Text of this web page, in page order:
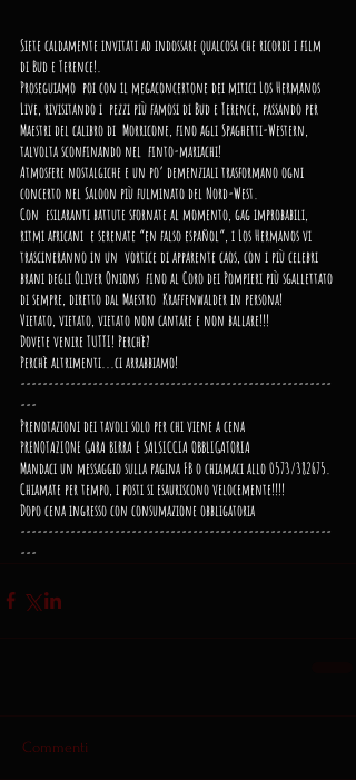
Siete caldamente invitati ad indossare qualcosa che ricordi i film
di Bud e Terence!.
Proseguiamo  poi con il megaconcertone dei mitici Los Hermanos
Live, rivisitando i  pezzi più famosi di Bud e Terence, passando per
Maestri del calibro di  Morricone, fino agli Spaghetti-Western,
talvolta sconfinando nel  finto-mariachi!
Atmosfere nostalgiche e un po’ demenziali trasformano ogni
concerto nel Saloon più fulminato del Nord-West.
Con  esilaranti battute sfornate al momento, gag improbabili,
ritmi africani  e serenate “en falso español”, i Los Hermanos vi
trascineranno in un  vortice di apparente caos, con i più celebri
brani degli Oliver Onions  fino al Coro dei Pompieri più sgallettato
di sempre, diretto dal Maestro  Kraffenwalder in persona!
Vietato, vietato, vietato non cantare e non ballare!!!
Dovete venire TUTTI! Perchè?
Perchè altrimenti...ci arrabbiamo!
--------------------------------------------------------
---
Prenotazioni dei tavoli solo per chi viene a cena
PRENOTAZIONE GARA BIRRA E SALSICCIA OBBLIGATORIA
Mandaci un messaggio sulla pagina FB o chiamaci allo 0573/382675.
Chiamate per tempo, i posti si esauriscono velocemente!!!!
Dopo cena ingresso con consumazione obbligatoria
--------------------------------------------------------
---
Commenti